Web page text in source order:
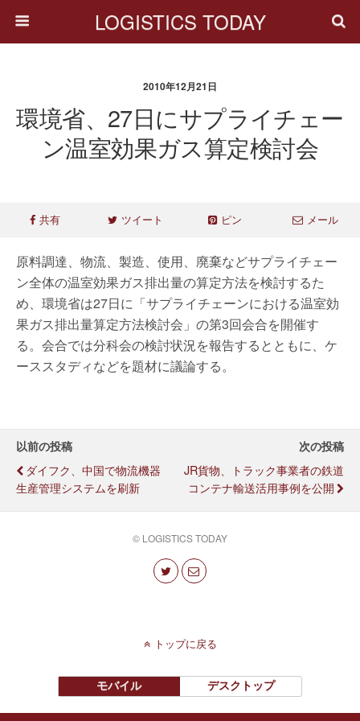
LOGISTICS TODAY
2010年12月21日
環境省、27日にサプライチェー
ン温室効果ガス算定検討会
共有 ツイート ピン メール
原料調達、物流、製造、使用、廃棄などサプライチェー
ン全体の温室効果ガス排出量の算定方法を検討するた
め、環境省は27日に「サプライチェーンにおける温室効
果ガス排出量算定方法検討会」の第3回会合を開催す
る。会合では分科会の検討状況を報告するとともに、ケ
ーススタディなどを題材に議論する。
以前の投稿
ダイフク、中国で物流機器
生産管理システムを刷新
次の投稿
JR貨物、トラック事業者の鉄道
コンテナ輸送活用事例を公開
© LOGISTICS TODAY
トップに戻る
モバイル デスクトップ